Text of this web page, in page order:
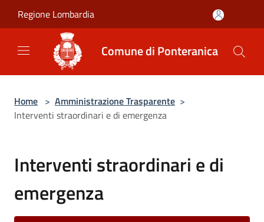
Regione Lombardia
Comune di Ponteranica
Home > Amministrazione Trasparente >
Interventi straordinari e di emergenza
Interventi straordinari e di
emergenza